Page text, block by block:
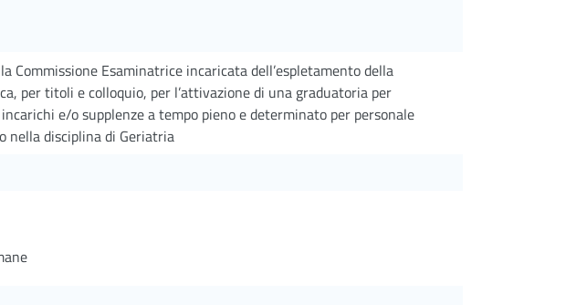
Commissione Esaminatrice incaricata dell’espletamento della
per titoli e colloquio, per l’attivazione di una graduatoria per
e/o supplenze a tempo pieno e determinato per personale
nella disciplina di Geriatria